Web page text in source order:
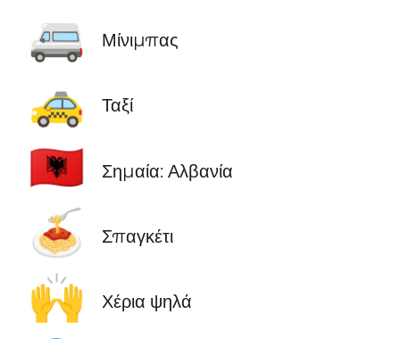
🚐 Μίνιμπας
🚕 Ταξί
🇦🇱 Σημαία: Αλβανία
🍝 Σπαγκέτι
🙌 Χέρια ψηλά